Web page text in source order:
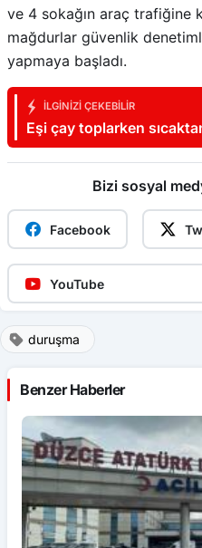
ve 4 sokağın araç trafiğine
mağdurlar güvenlik
yapmaya başladı.
İLGINIZI ÇEKEBILIR
Eşi çay toplarken
düzenek hazırladı
Bizi sosyal
Facebook
YouTube
duruşma
Benzer Haberler